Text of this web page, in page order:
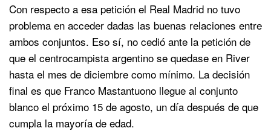
Con respecto a esa petición el Real Madrid no tuvo
problema en acceder dadas las buenas relaciones entre
ambos conjuntos. Eso sí, no cedió ante la petición de
que el centrocampista argentino se quedase en River
hasta el mes de diciembre como mínimo. La decisión
final es que Franco Mastantuono llegue al conjunto
blanco el próximo 15 de agosto, un día después de que
cumpla la mayoría de edad.